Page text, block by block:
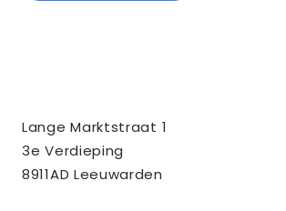
informatie
Lange Marktstraat 1
3e Verdieping
8911AD Leeuwarden